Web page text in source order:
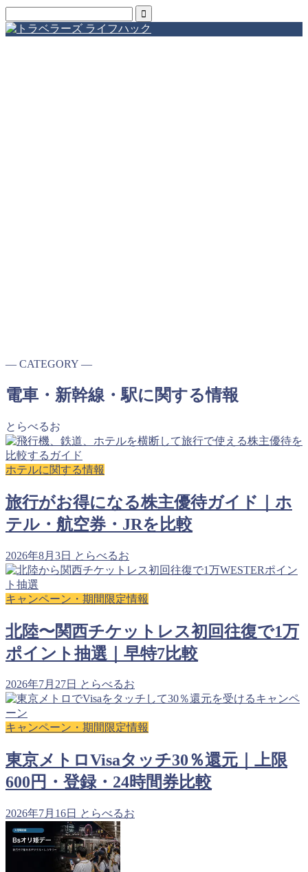
― CATEGORY ―
電車・新幹線・駅に関する情報
とらべるお
ホテルに関する情報
旅行がお得になる株主優待ガイド｜ホ
テル・航空券・JRを比較
2026年8月3日 とらべるお
キャンペーン・期間限定情報
北陸〜関西チケットレス初回往復で1万
ポイント抽選｜早特7比較
2026年7月27日 とらべるお
キャンペーン・期間限定情報
東京メトロVisaタッチ30％還元｜上限
600円・登録・24時間券比較
2026年7月16日 とらべるお